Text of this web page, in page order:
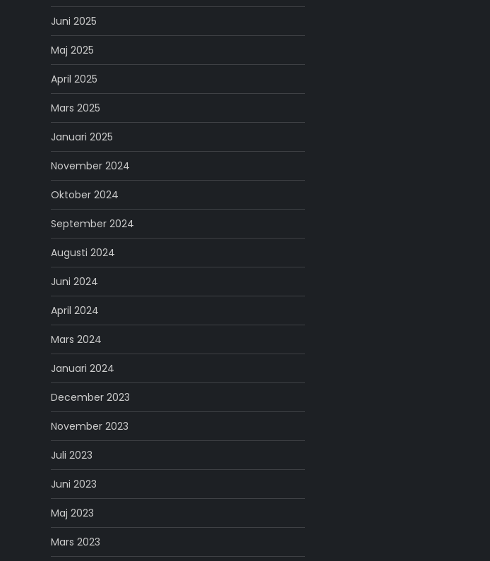
Juni 2025
Maj 2025
April 2025
Mars 2025
Januari 2025
November 2024
Oktober 2024
September 2024
Augusti 2024
Juni 2024
April 2024
Mars 2024
Januari 2024
December 2023
November 2023
Juli 2023
Juni 2023
Maj 2023
Mars 2023